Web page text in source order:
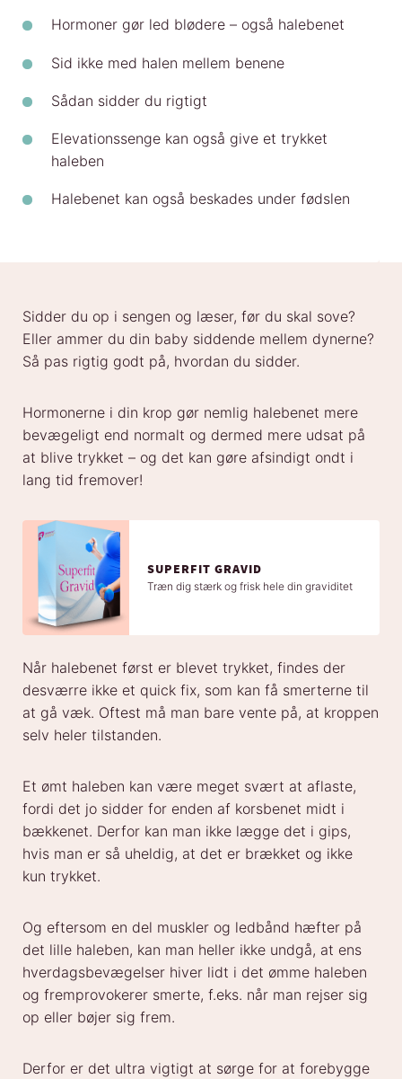
Hormoner gør led blødere – også halebenet
Sid ikke med halen mellem benene
Sådan sidder du rigtigt
Elevationssenge kan også give et trykket
haleben
Halebenet kan også beskades under fødslen
Sidder du op i sengen og læser, før du skal sove?
Eller ammer du din baby siddende mellem dynerne?
Så pas rigtig godt på, hvordan du sidder.
Hormonerne i din krop gør nemlig halebenet mere
bevægeligt end normalt og dermed mere udsat på
at blive trykket – og det kan gøre afsindigt ondt i
lang tid fremover!
SUPERFIT GRAVID
Træn dig stærk og frisk hele din graviditet
Når halebenet først er blevet trykket, findes der
desværre ikke et quick fix, som kan få smerterne til
at gå væk. Oftest må man bare vente på, at kroppen
selv heler tilstanden.
Et ømt haleben kan være meget svært at aflaste,
fordi det jo sidder for enden af korsbenet midt i
bækkenet. Derfor kan man ikke lægge det i gips,
hvis man er så uheldig, at det er brækket og ikke
kun trykket.
Og eftersom en del muskler og ledbånd hæfter på
det lille haleben, kan man heller ikke undgå, at ens
hverdagsbevægelser hiver lidt i det ømme haleben
og fremprovokerer smerte, f.eks. når man rejser sig
op eller bøjer sig frem.
Derfor er det ultra vigtigt at sørge for at forebygge